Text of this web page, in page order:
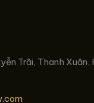
Trãi, Thanh Xuân,